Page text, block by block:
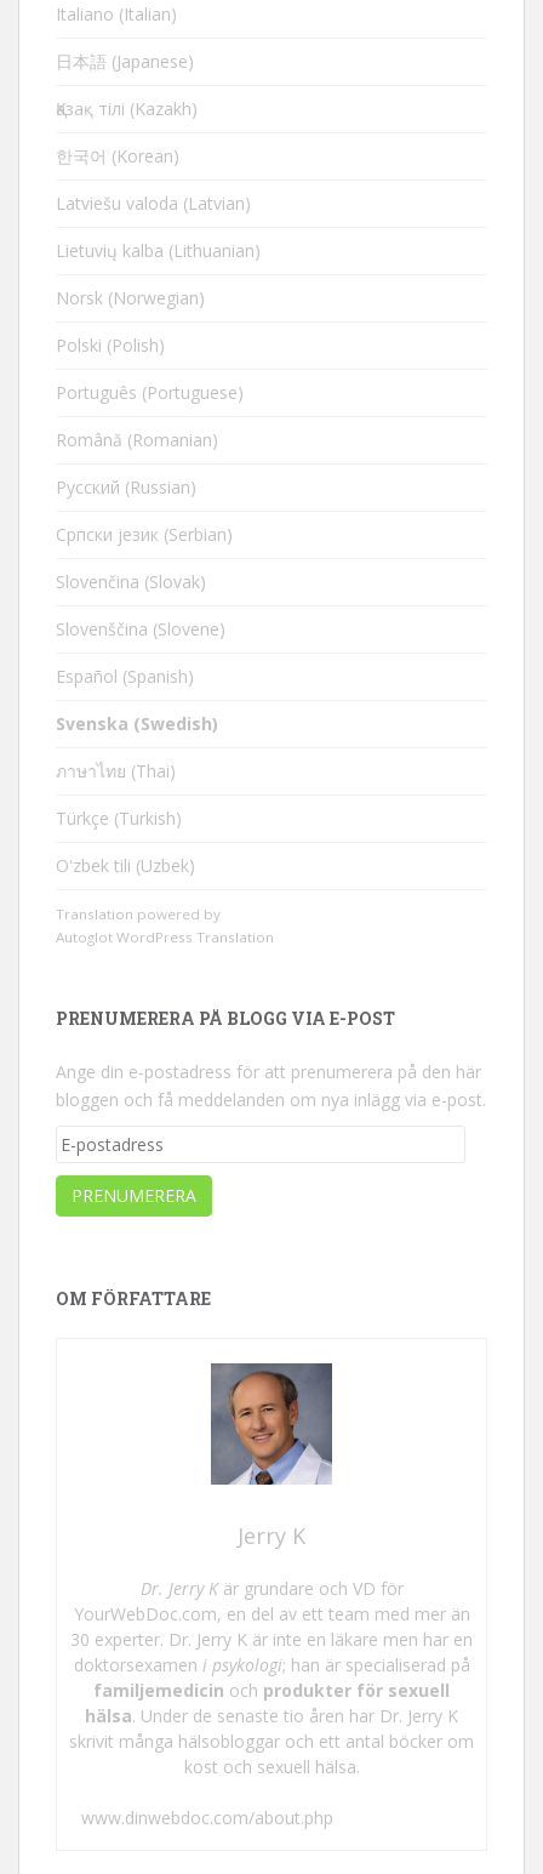
Italiano (Italian)
日本語 (Japanese)
Қазақ тілі (Kazakh)
한국어 (Korean)
Latviešu valoda (Latvian)
Lietuvių kalba (Lithuanian)
Norsk (Norwegian)
Polski (Polish)
Português (Portuguese)
Română (Romanian)
Русский (Russian)
Cрпски језик (Serbian)
Slovenčina (Slovak)
Slovenščina (Slovene)
Español (Spanish)
Svenska (Swedish)
ภาษาไทย (Thai)
Türkçe (Turkish)
Oʻzbek tili (Uzbek)
Translation powered by
Autoglot WordPress Translation
PRENUMERERA PÅ BLOGG VIA E-POST
Ange din e-postadress för att prenumerera på den här
bloggen och få meddelanden om nya inlägg via e-post.
E-
PRENUMERERA
OM FÖRFATTARE
Jerry K
Dr. Jerry Kär grundare och VD för
YourWebDoc.com, en del av ett team med mer än
30 experter. Dr. Jerry K är inte en läkare men har en
doktorsexamen i psykologi; han är specialiserad på
familjemedicin och produkter för sexuell
hälsa. Under de senaste tio åren har Dr. Jerry K
skrivit många hälsobloggar och ett antal böcker om
kost och sexuell hälsa.
www.dinwebdoc.com/about.php